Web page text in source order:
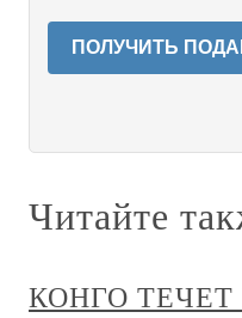
ПОЛУЧИТЬ
Читайте
КОНГО